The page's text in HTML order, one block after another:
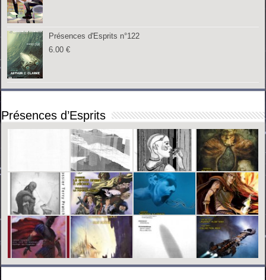
Présences d'Esprits n°122
6.00€
Présences d’Esprits